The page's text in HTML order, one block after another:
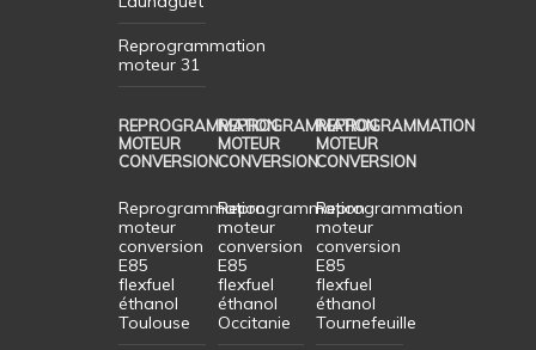
Reprogrammation
moteur 31
REPROGRAMMATION
MOTEUR
CONVERSION
Reprogrammation
moteur
conversion
E85
flexfuel
éthanol
Toulouse
REPROGRAMMATION
MOTEUR
CONVERSION
Reprogrammation
moteur
conversion
E85
flexfuel
éthanol
Occitanie
REPROGRAMMATION
MOTEUR
CONVERSION
Reprogrammation
moteur
conversion
E85
flexfuel
éthanol
Tournefeuille